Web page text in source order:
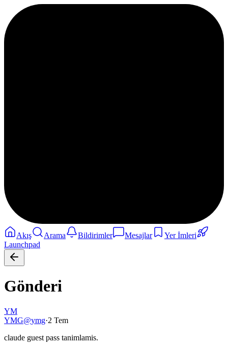
Akış Arama Bildirimler Mesajlar
Yer İmleri
Launchpad
Gönderi
YM
YMG@ymg·2 Tem
claude guest pass tanimlamis.